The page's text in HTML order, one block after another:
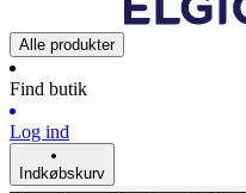
Alle produkter
Find butik
Log ind
Indkøbskurv